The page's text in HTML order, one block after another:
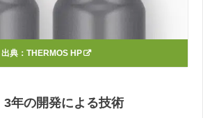
出典： THERMOS HP
3年の開発による技術